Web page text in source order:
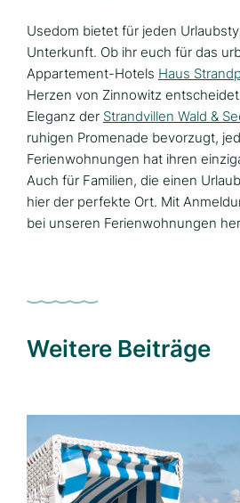
Usedom bietet für jeden
Unterkunft. Ob ihr euch für das
Appartement-Hotels Haus
Herzen von Zinnowitz
Eleganz der Strandvillen Wald &
ruhigen Promenade bevorzugt,
Ferienwohnungen hat ihren
Auch für Familien, die einen
hier der perfekte Ort. Mit
bei unseren Ferienwohnungen
Weitere Beiträge